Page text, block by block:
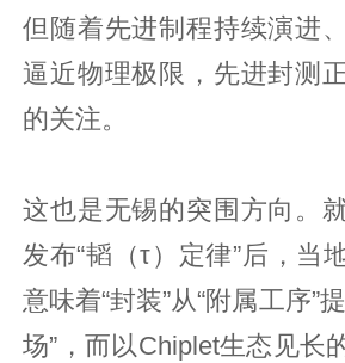
但随着先进制程持续演进
逼近物理极限，先进封测
的关注。
这也是无锡的突围方向。
发布“韬（τ）定律”后，当
意味着“封装”从“附属工序”
场”，而以Chiplet生态见长